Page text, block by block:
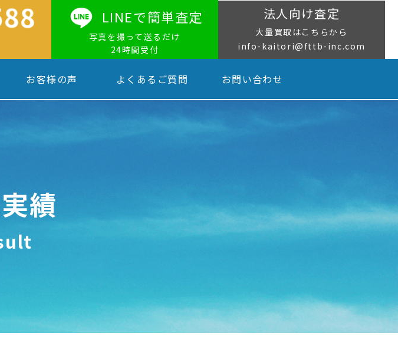
LINEで簡単査定
写真を撮って送るだけ
24時間受付
法人向け査定
大量買取はこちらから
info-kaitori@fttb-inc.com
お客様の声 よくあるご質問 お問い合わせ
績